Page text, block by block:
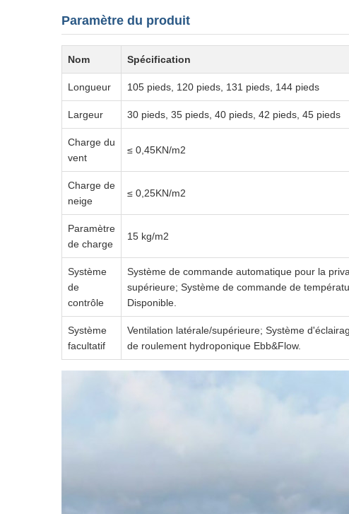
Paramètre du produit
Nom Spécification
Longueur 105 pieds, 120 pieds, 131 pieds, 144 pieds
Largeur 30 pieds, 35 pieds, 40 pieds, 42 pieds, 45 pieds
Charge du
vent
≤ 0,45KN/m2
Charge de
neige
≤ 0,25KN/m2
Paramètre
de charge
15 kg/m2
Système
de
contrôle
Système de commande automatique pour la
supérieure; Système de commande de
Disponible.
Système
facultatif
Ventilation latérale/supérieure; Système
de roulement hydroponique Ebb&Flow.